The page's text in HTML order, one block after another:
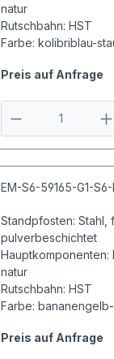
natur
Rutschbahn: HST
Farbe: kolibriblau-
Preis auf Anfrage
EM-S6-59165-G1-S6-
Standpfosten: Stahl,
pulverbeschichtet
Hauptkomponenten:
natur
Rutschbahn: HST
Farbe:
Preis auf Anfrage